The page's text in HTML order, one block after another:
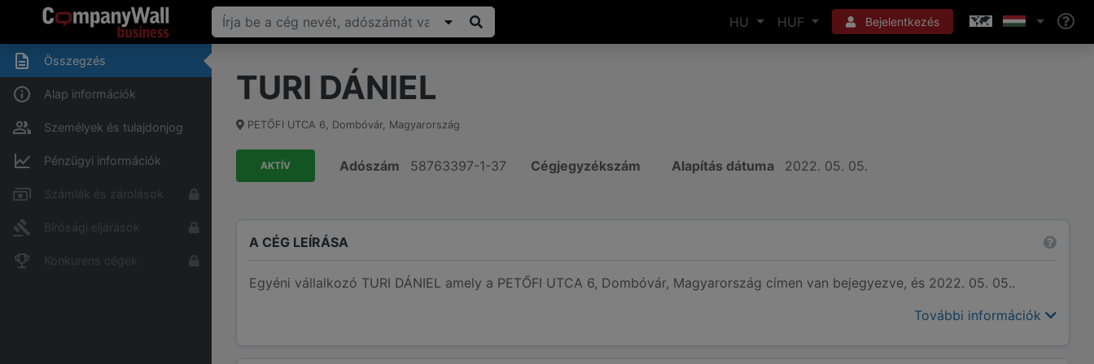
HU HUF Bejelentkezés
Összegzés
Alap információk
Személyek és tulajdonjog
Pénzügyi információk
Számlák és zárolások
Bírósági eljárások
Konkurens cégek
TURI DÁNIEL
PETŐFI UTCA 6, Dombóvár, Magyarország
AKTÍV Adószám 58763397-1-37 Cégjegyzékszám Alapítás dátuma 2022. 05. 05.
A CÉG LEÍRÁSA
Egyéni vállalkozó TURI DÁNIEL amely a PETŐFI UTCA 6, Dombóvár, Magyarország címen van bejegyezve, és 2022. 05. 05..
További információk